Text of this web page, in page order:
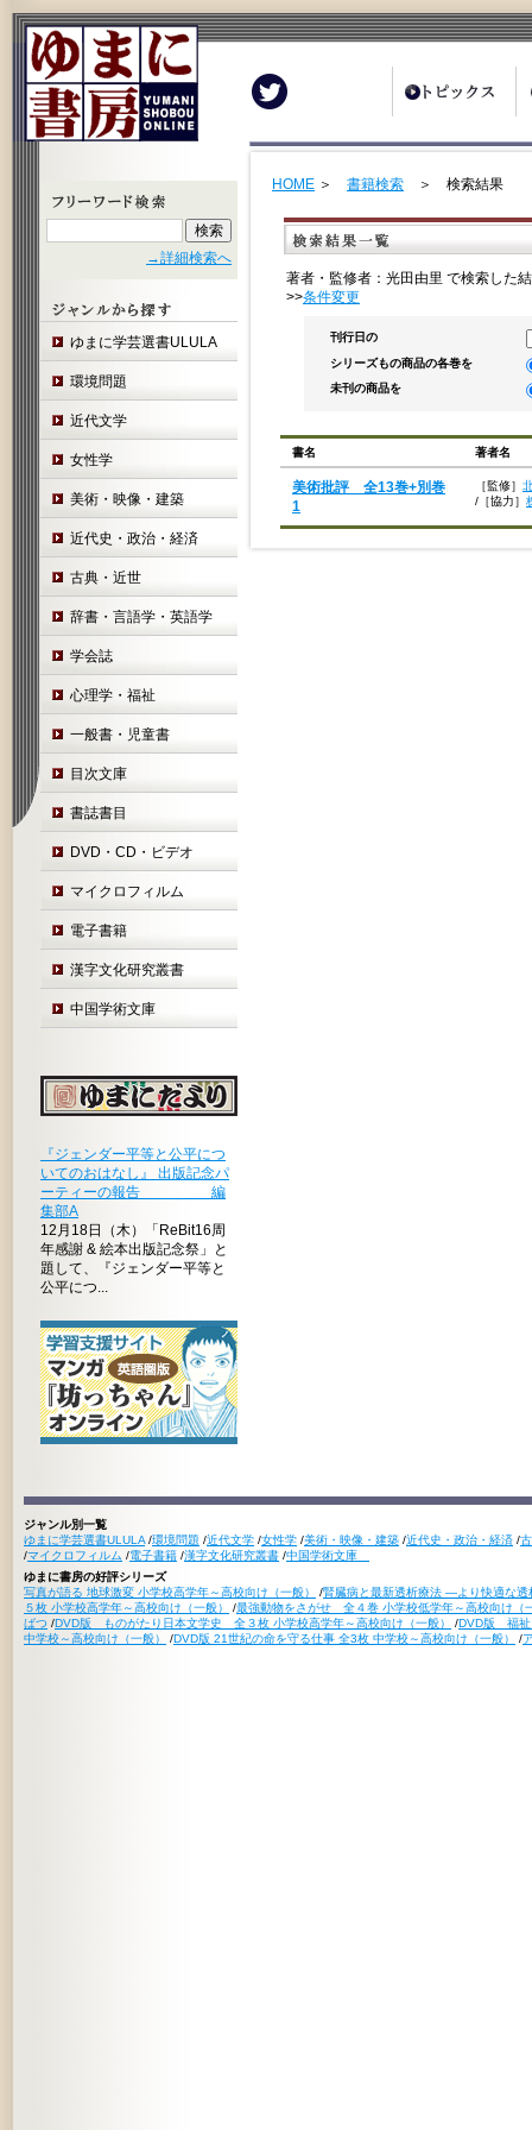
→詳細検索へ
ゆまに学芸選書ULULA
環境問題
近代文学
女性学
美術・映像・建築
近代史・政治・経済
古典・近世
辞書・言語学・英語学
学会誌
心理学・福祉
一般書・児童書
目次文庫
書誌書目
DVD・CD・ビデオ
マイクロフィルム
電子書籍
漢字文化研究叢書
中国学術文庫
『ジェンダー平等と公平につ
いてのおはなし』 出版記念パ
ーティーの報告 編
集部A
12月18日（木）「ReBit16周
年感謝 & 絵本出版記念祭」と
題して、『ジェンダー平等と
公平につ...
HOME ＞ 書籍検索 ＞ 検索結果
著者・監修者：光田由里 で検索した
>>条件変更
刊行日の
シリーズもの商品の各巻を
未刊の商品を
書名 著者名
美術批評 全13巻+別巻
1
［監修］
/ ［協力］
ジャンル別一覧
ゆまに学芸選書ULULA /環境問題 /近代文学 /女性学 /美術・映像・建築 /近代史・政治・経済 /
/マイクロフィルム /電子書籍 /漢字文化研究叢書 /中国学術文庫
ゆまに書房の好評シリーズ
写真が語る 地球激変 小学校高学年～高校向け（一般）
/腎臓病と最新透析療法 ―より快適な
５枚 小学校高学年～高校向け（一般）
/最強動物をさがせ 全４巻 小学校低学年～高校向け（
ばつ /DVD版 ものがたり日本文学史 全３枚 小学校高学年～高校向け（一般） /DVD版 福祉
中学校～高校向け（一般）
/DVD版 21世紀の命を守る仕事 全3枚 中学校～高校向け（一般） /